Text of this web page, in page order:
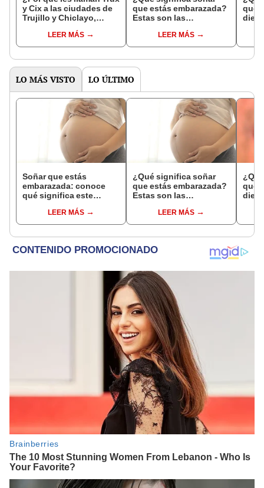
y Cix a las ciudades de
Trujillo y Chiclayo,
LEER MÁS
que estás embarazada?
Estas son las
comunesLEER MÁS
que
LO MÁS VISTO LO ÚLTIMO
Soñar que estás
embarazada: conoce
qué significa este
LEER MÁS
¿Qué significa soñar
que estás embarazada?
Estas son las
comunesLEER MÁS
que